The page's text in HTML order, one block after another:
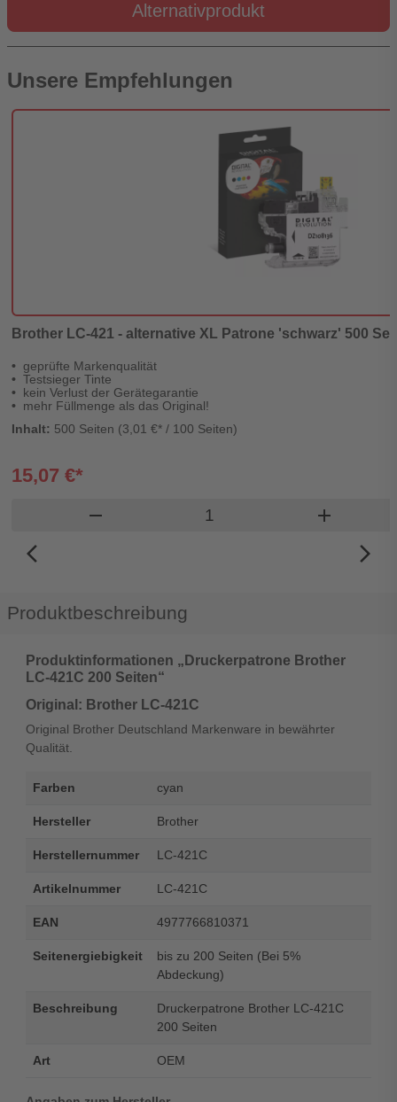
Alternativprodukt
Unsere Empfehlungen
Brother LC-421 - alternative XL Patrone 'schwarz' 500
geprüfte Markenqualität
Testsieger Tinte
kein Verlust der Gerätegarantie
mehr Füllmenge als das Original!
Inhalt: 500 Seiten (3,01 €* / 100 Seiten)
15,07 €*
remove Produkt Warenkorb Menge
add
arrow_back_ios_new
arrow_forward_ios
Produktbeschreibung
Produktinformationen „Druckerpatrone Brother
LC-421C 200 Seiten“
Original: Brother LC-421C
Original Brother Deutschland Markenware in bewährter
Qualität.
Farben cyan
Hersteller Brother
Herstellernummer LC-421C
Artikelnummer LC-421C
EAN 4977766810371
Seitenergiebigkeit
bis zu 200 Seiten (Bei 5%
Abdeckung)
Beschreibung
Druckerpatrone Brother LC-421C
200 Seiten
Art OEM